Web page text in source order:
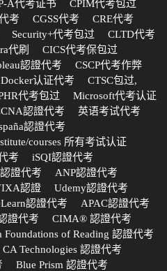
A代考证书
CPIM代考包过
考 CGSS代考
CRE代考
Security+代考包过
CLTD代考
代刷
CICS代考保包过
認證代考
CSCP代考作弊
认证代考
CTSC包过,
代考包过
Microsoft代考认证
認證代考
英语考试代考
認證代考
courses 所有考试认证
考
iSQI認證代考
證代考
ANP認證代考
認證
Udemy認證代考
認證代考
APAC認證代考
證代考
CIMA® 認證代考
Foundations of Reading 認證代考
CA Technologies 認證代考
Blue Prism 認證代考